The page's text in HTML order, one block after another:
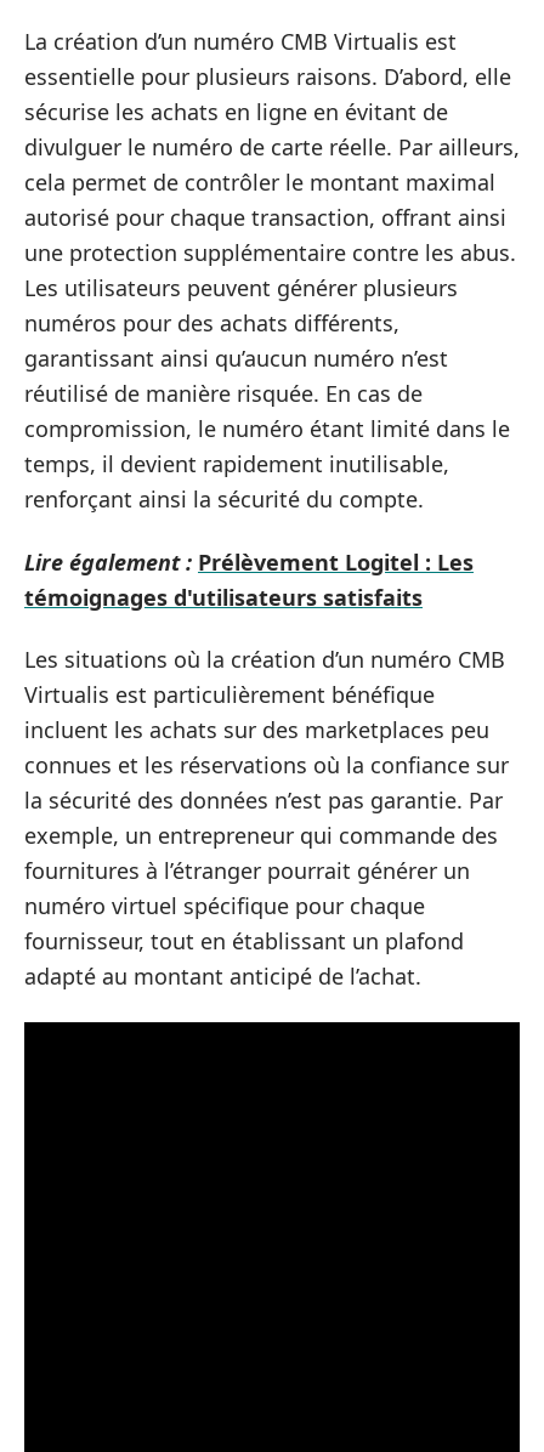
La création d’un numéro CMB Virtualis est
essentielle pour plusieurs raisons. D’abord, elle
sécurise les achats en ligne en évitant de
divulguer le numéro de carte réelle. Par ailleurs,
cela permet de contrôler le montant maximal
autorisé pour chaque transaction, offrant ainsi
une protection supplémentaire contre les abus.
Les utilisateurs peuvent générer plusieurs
numéros pour des achats différents,
garantissant ainsi qu’aucun numéro n’est
réutilisé de manière risquée. En cas de
compromission, le numéro étant limité dans le
temps, il devient rapidement inutilisable,
renforçant ainsi la sécurité du compte.
Lire également : Prélèvement Logitel : Les
témoignages d'utilisateurs satisfaits
Les situations où la création d’un numéro CMB
Virtualis est particulièrement bénéfique
incluent les achats sur des marketplaces peu
connues et les réservations où la confiance sur
la sécurité des données n’est pas garantie. Par
exemple, un entrepreneur qui commande des
fournitures à l’étranger pourrait générer un
numéro virtuel spécifique pour chaque
fournisseur, tout en établissant un plafond
adapté au montant anticipé de l’achat.